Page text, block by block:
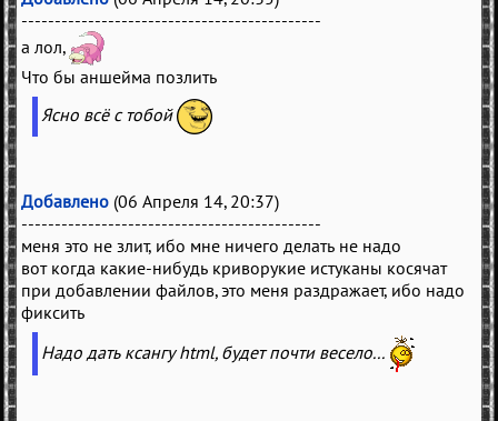
---------------------------------------------
а лол,
Что бы аншейма позлить
Ясно всё с тобой
Добавлено (06 Апреля 14, 20:37)
---------------------------------------------
меня это не злит, ибо мне ничего делать не надо
вот когда какие-нибудь криворукие истуканы косячат
при добавлении файлов, это меня раздражает, ибо надо
фиксить
Надо дать ксангу html, будет почти весело...